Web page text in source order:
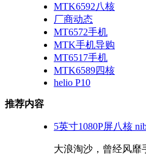
MTK6592八核
厂商动态
MT6572手机
MTK手机导购
MT6517手机
MTK6589四核
helio P10
推荐内容
5英寸1080P屏八核
大浪淘沙，曾经风靡